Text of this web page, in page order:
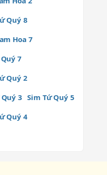
Quý 8
Hoa 7
7
Quý 2
3 Sim Tứ Quý 5
Quý 4